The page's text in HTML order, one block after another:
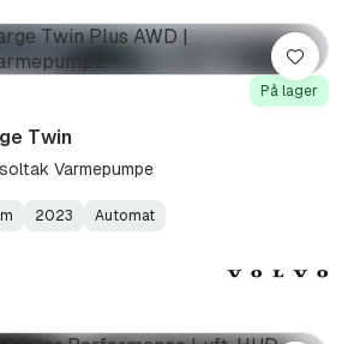
På lager
Twin
Varmepumpe
2023
Automat
Lagre